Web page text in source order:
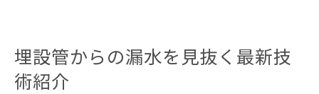
埋設管からの漏水を見抜く最新技
術紹介